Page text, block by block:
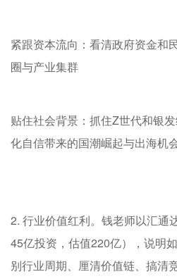
紧跟资本流向：看清政府资金和
圈与产业集群
贴住社会背景：抓住Z世代和银
化自信带来的国潮崛起与出海机
2. 行业价值红利。钱老师以汇通
45亿投资，估值220亿），说明
别行业周期、厘清价值链、搞清